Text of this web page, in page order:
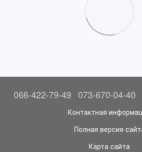
066-422-79-49 073-670-04-40
Контактная
Полная версия
Карта сайта